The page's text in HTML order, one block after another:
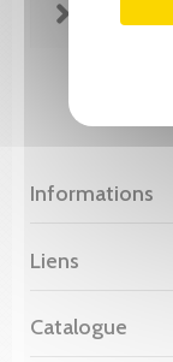
FICHE
Informations
Liens
Catalogue